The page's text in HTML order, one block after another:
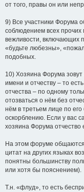
от того, правы он или
9) Все участники Форума
соблюдением всех прочих
вежливости, включающих
«будьте любезны»,
подобных.
10) Хозяина Форума
имени и отчеству – то
отчества – по одному
отозваться о нём без
нём в третьем лице по
оскорблению. Если у вас
хозяина Форума отчество
На этом форуме общаются
цитат на других языках
понятны большинству
или хотя бы пояснением).
Т.н. «флуд», то есть